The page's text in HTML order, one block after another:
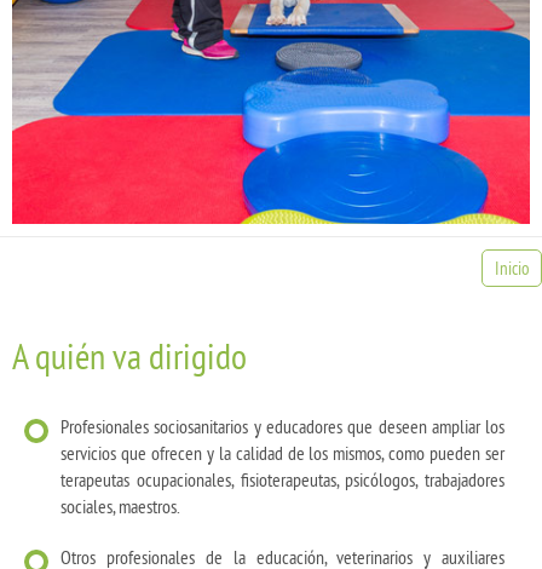
Inicio
A quién va dirigido
Profesionales sociosanitarios y educadores que deseen ampliar los
servicios que ofrecen y la calidad de los mismos, como pueden ser
terapeutas ocupacionales, fisioterapeutas, psicólogos, trabajadores
sociales, maestros.
Otros profesionales de la educación, veterinarios y auxiliares